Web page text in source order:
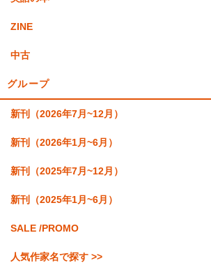
ZINE
中古
グループ
新刊（2026年7月~12月）
新刊（2026年1月~6月）
新刊（2025年7月~12月）
新刊（2025年1月~6月）
SALE /PROMO
人気作家名で探す >>